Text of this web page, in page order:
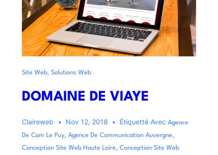
Site Web, Solutions Web
DOMAINE DE VIAYE
Claireweb Nov 12, 2018 Étiquetté AvecAgence
De Com Le Puy, Agence De Communication Auvergne,
Conception Site Web Haute Loire, Conception Site Web